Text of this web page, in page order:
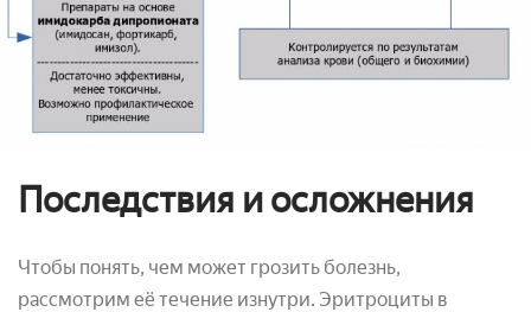
Последствия и осложнения
Чтобы понять, чем может грозить болезнь,
рассмотрим её течение изнутри. Эритроциты в